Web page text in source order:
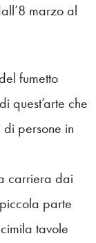
marzo al
fumetto
quest’arte che
persone in
carriera dai
parte
tavole